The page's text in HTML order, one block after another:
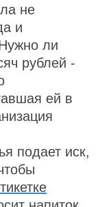
не
и
ли
рублей -
ей в
подает иск,